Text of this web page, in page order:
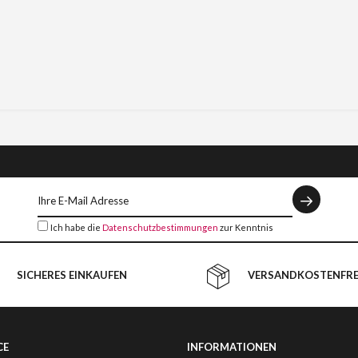
Ich habe die Datenschutzbestimmungen zur Kenntnis
SICHERES EINKAUFEN
INFORMATIONEN